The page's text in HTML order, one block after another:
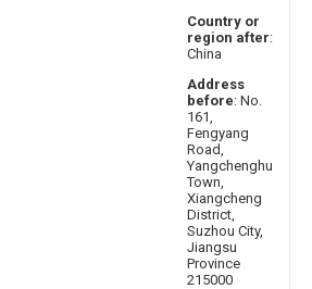
Country or
region after:
China
Address
before: No.
161,
Fengyang
Road,
Yangchenghu
Town,
Xiangcheng
District,
Suzhou City,
Jiangsu
Province
215000